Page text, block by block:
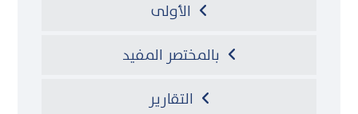
الأولى
بالمختصر المفيد
التقارير